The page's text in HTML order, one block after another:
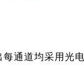
通道均采用光